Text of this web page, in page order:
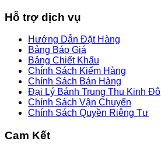
Hỗ trợ dịch vụ
Hướng Dẫn Đặt Hàng
Bảng Báo Giá
Bảng Chiết Khấu
Chính Sách Kiểm Hàng
Chính Sách Bán Hàng
Đại Lý Bánh Trung Thu Kinh Đô
Chính Sách Vận Chuyển
Chính Sách Quyền Riêng Tư
Cam Kết